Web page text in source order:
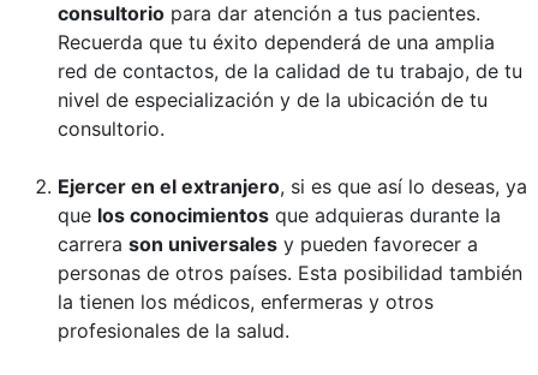
consultorio para dar atención a tus pacientes.
Recuerda que tu éxito dependerá de una amplia
red de contactos, de la calidad de tu trabajo, de tu
nivel de especialización y de la ubicación de tu
consultorio.
Ejercer en el extranjero, si es que así lo deseas, ya
que los conocimientos que adquieras durante la
carrera son universales y pueden favorecer a
personas de otros países. Esta posibilidad también
la tienen los médicos, enfermeras y otros
profesionales de la salud.